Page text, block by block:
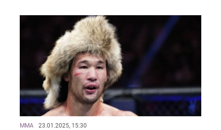
MMA 23.01.2025, 15:30